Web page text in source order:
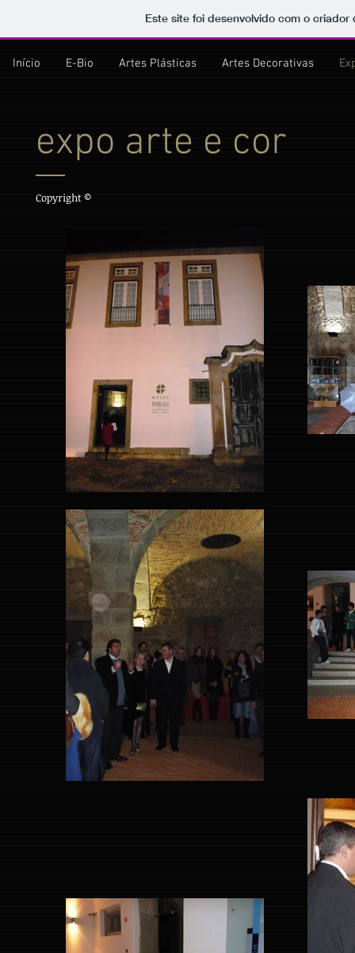
Este site foi desenvolvido com o
Início E-Bio Artes Plásticas Artes Decorativas
expo arte e cor
Copyright ©